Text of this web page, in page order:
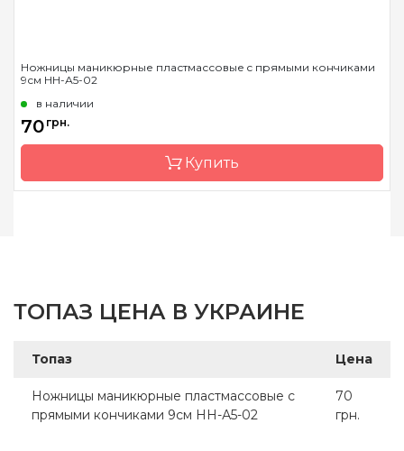
Ножницы маникюрные пластмассовые c прямыми кончиками
9см НН-А5-02
в наличии
70 грн.
Купить
ТОПАЗ ЦЕНА В УКРАИНЕ
Топаз Цена
Ножницы маникюрные пластмассовые c
прямыми кончиками 9см НН-А5-02
70
грн.